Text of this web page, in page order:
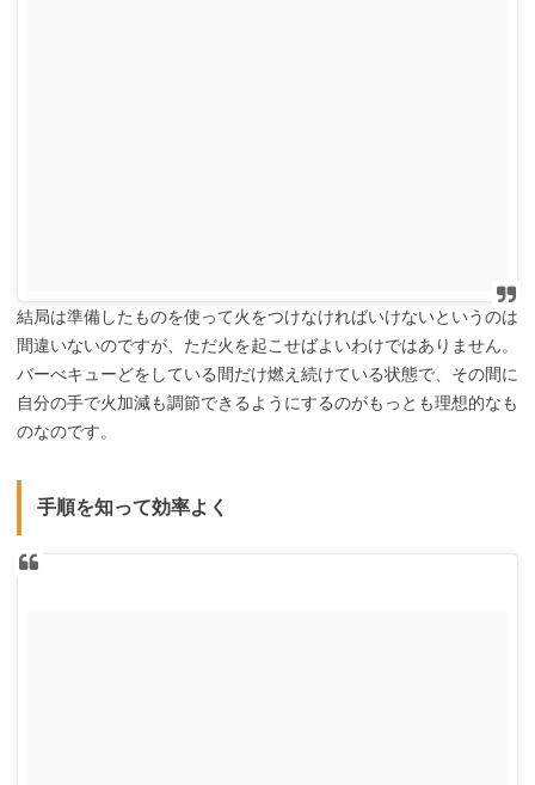
結局は準備したものを使って火をつけなければいけないというのは
間違いないのですが、ただ火を起こせばよいわけではありません。
バーべキューどをしている間だけ燃え続けている状態で、その間に
自分の手で火加減も調節できるようにするのがもっとも理想的なも
のなのです。
手順を知って効率よく